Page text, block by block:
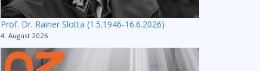
Prof. Dr. Rainer Slotta (1.5.1946-16.6.2026)
4. August 2026